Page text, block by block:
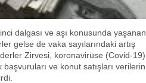
dalgası ve aşı konusunda yaşanan
gelse de vaka sayılarındaki artış
Zirvesi, koronavirüse (Covid-19)
ve konut satışları verilerin